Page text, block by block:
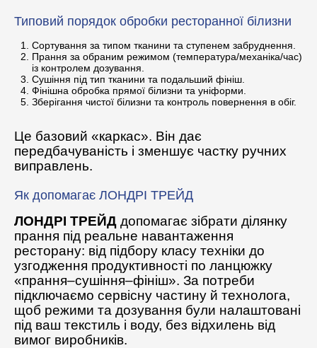
Типовий порядок обробки ресторанної білизни
Сортування за типом тканини та ступенем забруднення.
Прання за обраним режимом (температура/механіка/час)
із контролем дозування.
Сушіння під тип тканини та подальший фініш.
Фінішна обробка прямої білизни та уніформи.
Зберігання чистої білизни та контроль повернення в обіг.
Це базовий «каркас». Він дає
передбачуваність і зменшує частку ручних
виправлень.
Як допомагає ЛОНДРІ ТРЕЙД
ЛОНДРІ ТРЕЙД допомагає зібрати ділянку
прання під реальне навантаження
ресторану: від підбору класу техніки до
узгодження продуктивності по ланцюжку
«прання–сушіння–фініш». За потреби
підключаємо сервісну частину й технолога,
щоб режими та дозування були налаштовані
під ваш текстиль і воду, без відхилень від
вимог виробників.